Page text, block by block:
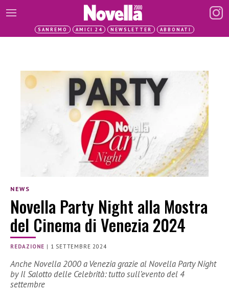
SANREMO AMICI 24 NEWSLETTER ABBONATI
NEWS
Novella Party Night alla Mostra
del Cinema di Venezia 2024
REDAZIONE | 1 SETTEMBRE 2024
Anche Novella 2000 a Venezia grazie al Novella Party Night
by Il Salotto delle Celebrità: tutto sull’evento del 4
settembre